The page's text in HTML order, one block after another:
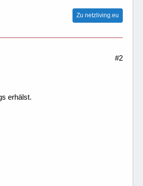
Zu netzliving.eu
#2
erhälst.